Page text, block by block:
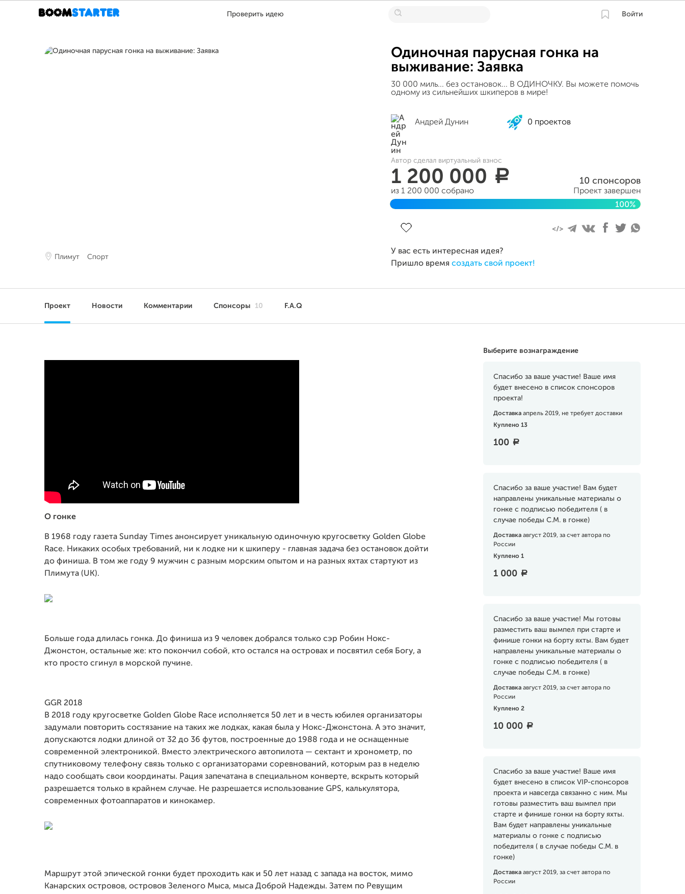
Проверить идею Войти
Плимут Спорт
Одиночная парусная гонка на
выживание: Заявка
30 000 миль... без остановок... В ОДИНОЧКУ. Вы можете помочь
одному из сильнейших шкиперов в мире!
Андрей Дунин 0 проектов
Автор сделал виртуальный взнос
1 200 000 a
из 1 200 000 собрано
10 спонсоров
Проект завершен
100%
У вас есть интересная идея?
Пришло время создать свой проект!
Проект Новости Комментарии Спонсоры 10 F.A.Q
Выберите вознаграждение
Спасибо за ваше участие! Ваше имя
будет внесено в список спонсоров
проекта!
Доставка апрель 2019, не требует доставки
Куплено 13
100 a
Спасибо за ваше участие! Вам будет
направлены уникальные материалы о
гонке с подписью победителя ( в
случае победы С.М. в гонке)
Доставка август 2019, за счет автора по
России
Куплено 1
1 000 a
Спасибо за ваше участие! Мы готовы
разместить ваш вымпел при старте и
финише гонки на борту яхты. Вам будет
направлены уникальные материалы о
гонке с подписью победителя ( в
случае победы С.М. в гонке)
Доставка август 2019, за счет автора по
России
Куплено 2
10 000 a
Спасибо за ваше участие! Ваше имя
будет внесено в список VIP-спонсоров
проекта и навсегда связанно с ним. Мы
готовы разместить ваш вымпел при
старте и финише гонки на борту яхты.
Вам будет направлены уникальные
материалы о гонке с подписью
победителя ( в случае победы С.М. в
гонке)
Доставка август 2019, за счет автора по
России
О гонке
В 1968 году газета Sunday Times анонсирует уникальную одиночную кругосветку Golden Globe
Race. Никаких особых требований, ни к лодке ни к шкиперу - главная задача без остановок дойти
до финиша. В том же году 9 мужчин с разным морским опытом и на разных яхтах стартуют из
Плимута (UK).
Больше года длилась гонка. До финиша из 9 человек добрался только сэр Робин Нокс-
Джонстон, остальные же: кто покончил собой, кто остался на островах и посвятил себя Богу, а
кто просто сгинул в морской пучине.
GGR 2018
В 2018 году кругосветке Golden Globe Race исполняется 50 лет и в честь юбилея организаторы
задумали повторить состязание на таких же лодках, какая была у Нокс-Джонстона. А это значит,
допускаются лодки длиной от 32 до 36 футов, построенные до 1988 года и не оснащенные
современной электроникой. Вместо электрического автопилота — сектант и хронометр, по
спутниковому телефону связь только с организаторами соревнований, которым раз в неделю
надо сообщать свои координаты. Рация запечатана в специальном конверте, вскрыть который
разрешается только в крайнем случае. Не разрешается использование GPS, калькулятора,
современных фотоаппаратов и кинокамер.
Маршрут этой эпической гонки будет проходить как и 50 лет назад с запада на восток, мимо
Канарских островов, островов Зеленого Мыса, мыса Доброй Надежды. Затем по Ревущим